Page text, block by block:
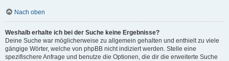
Nach oben
Weshalb erhalte ich bei der Suche keine Ergebnisse?
Deine Suche war möglicherweise zu allgemein gehalten und enthielt zu viele
gängige Wörter, welche von phpBB nicht indiziert werden. Stelle eine
spezifischere Anfrage und benutze die Optionen, die dir die erweiterte Suche